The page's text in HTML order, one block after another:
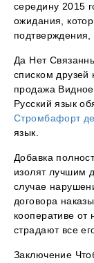
середину 2015
ожидания,
подтверждения,
Да Нет
списком
продажа
Русский язык
Стромбафорт
язык.
Добавка
изолят лучшим
случае
договора
кооперативе
страдают все
Заключение